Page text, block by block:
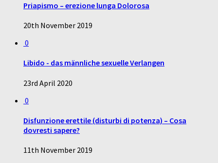
Priapismo – erezione lunga Dolorosa
20th November 2019
0
Libido - das männliche sexuelle Verlangen
23rd April 2020
0
Disfunzione erettile (disturbi di potenza) – Cosa
dovresti sapere?
11th November 2019